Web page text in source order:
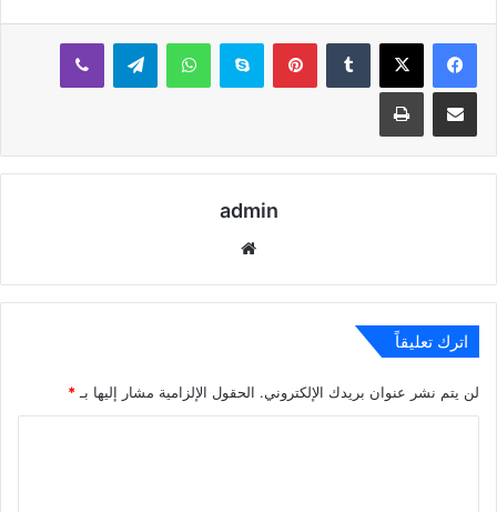
بينتيريستسكايب واتساب تيلقرام ڤايبر
مشاركة عبر البريد طباعة
admin
اترك تعليقاً
لن يتم نشر عنوان بريدك الإلكتروني. الحقول الإلزامية مشار إليها بـ *